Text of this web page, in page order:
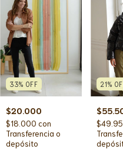
33% OFF
$20.000
$18.000 con
Transferencia o
depósito
21%